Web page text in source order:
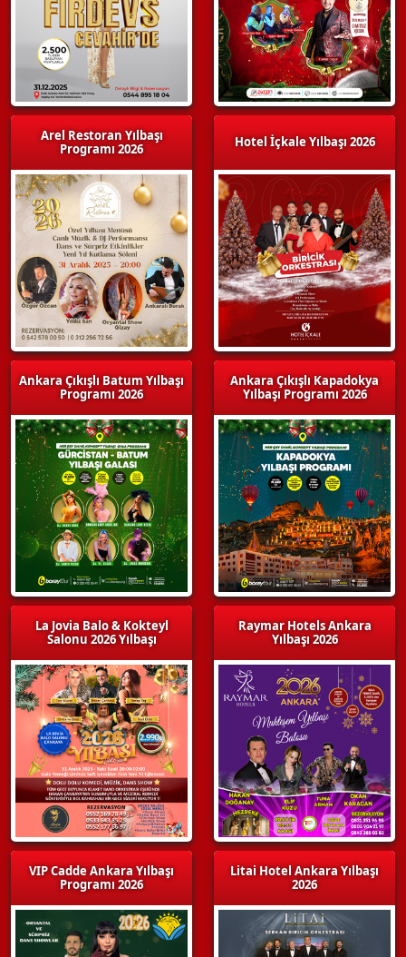
Arel Restoran Yılbaşı
Programı 2026
Ankara Çıkışlı Batum Yılbaşı
Programı 2026
La Jovia Balo & Kokteyl
Salonu 2026 Yılbaşı
VIP Cadde Ankara Yılbaşı
Programı 2026
Hotel İçkale Yılbaşı 2026
Ankara Çıkışlı Kapadokya
Yılbaşı Programı 2026
Raymar Hotels Ankara
Yılbaşı 2026
Litai Hotel Ankara Yılbaşı
2026